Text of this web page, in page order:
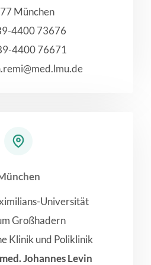
München
4400 73676
4400 76671
Universität
Großhadern
Klinik und Poliklinik
Johannes Levin